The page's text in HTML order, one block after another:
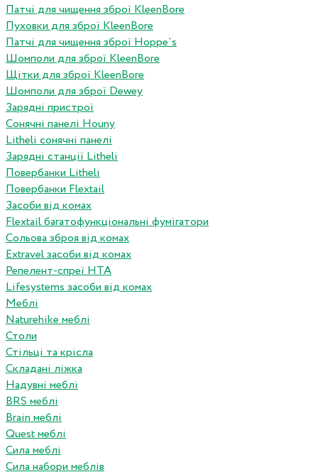
Патчі для чищення зброї KleenBore
Пуховки для зброї KleenBore
Патчі для чищення зброї Hoppe`s
Шомполи для зброї KleenBore
Щітки для зброї KleenBore
Шомполи для зброї Dewey
Зарядні пристрої
Сонячні панелі Houny
Litheli сонячні панелі
Зарядні станції Litheli
Повербанки Litheli
Повербанки Flextail
Засоби від комах
Flextail багатофункціональні фумігатори
Сольова зброя від комах
Extravel засоби від комах
Репелент-спреї HTA
Lifesystems засоби від комах
Меблі
Naturehike меблі
Столи
Стільці та крісла
Складані ліжка
Надувні меблі
BRS меблі
Brain меблі
Quest меблі
Сила меблі
Сила набори меблів